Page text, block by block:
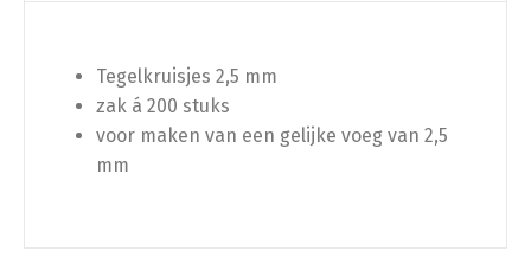
Tegelkruisjes 2,5 mm
zak á 200 stuks
voor maken van een gelijke voeg van 2,5
mm